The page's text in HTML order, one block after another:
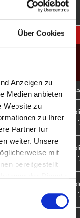
Über Cookies
Anzeigen zu
Medien anbieten
Website zu
zu Ihrer
Partner für
weiter. Unsere
mit
bereitgestellt
72.7 16
Auswärts Liga -
Serbia
X. Fr.
Emmering
X. Fr.
X. Fr.